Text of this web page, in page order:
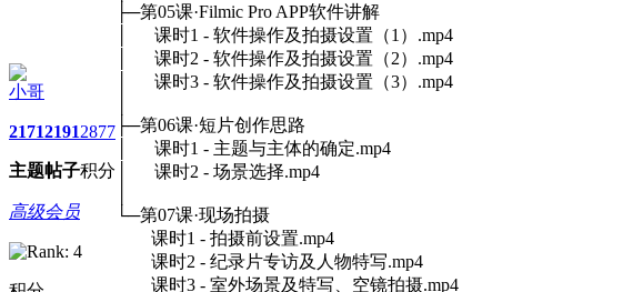
小哥
2171
主题
2191
帖子
2877
积分
高级会员
├─第05课·Filmic Pro APP软件讲解
│ 课时1 - 软件操作及拍摄设置（1）.mp4
│ 课时2 - 软件操作及拍摄设置（2）.mp4
│ 课时3 - 软件操作及拍摄设置（3）.mp4
├─第06课·短片创作思路
│ 课时1 - 主题与主体的确定.mp4
│ 课时2 - 场景选择.mp4
└─第07课·现场拍摄
课时1 - 拍摄前设置.mp4
课时2 - 纪录片专访及人物特写.mp4
课时3 - 室外场景及特写、空镜拍摄.mp4